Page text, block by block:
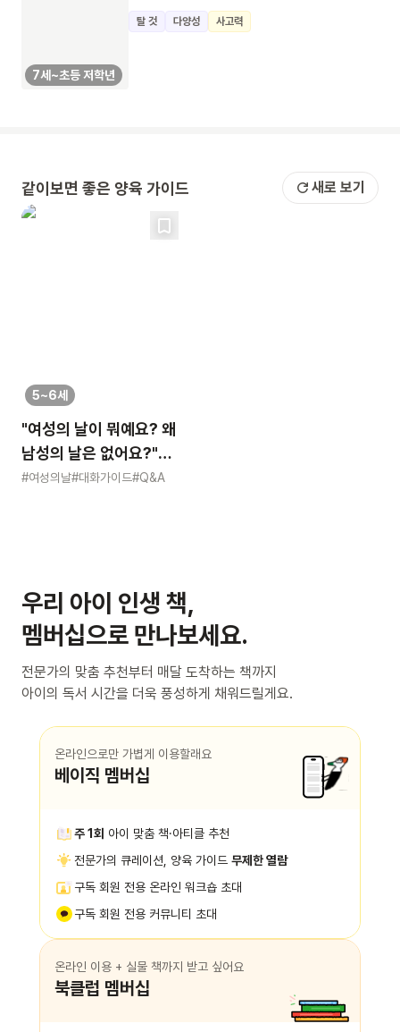
7세~초등 저학년
탈 것 다양성 사고력
같이보면 좋은 양육 가이드 새로 보기
5~6세
"여성의 날이 뭐예요? 왜
남성의 날은 없어요?"
묻는 어린이에게 이렇게
#여성의날#대화가이드#Q&A
우리 아이 인생 책,
멤버십으로 만나보세요.
전문가의 맞춤 추천부터 매달 도착하는 책까지
아이의 독서 시간을 더욱 풍성하게 채워드릴게요.
온라인으로만 가볍게 이용할래요
베이직 멤버십
주 1회 아이 맞춤 책·아티클 추천
전문가의 큐레이션, 양육 가이드 무제한 열람
구독 회원 전용 온라인 워크숍 초대
구독 회원 전용 커뮤니티 초대
온라인 이용 + 실물 책까지 받고 싶어요
북클럽 멤버십